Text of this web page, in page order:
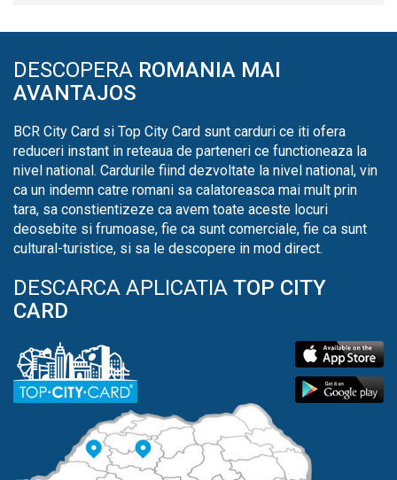
DESCOPERA ROMANIA MAI
AVANTAJOS
BCR City Card si Top City Card sunt carduri ce iti ofera
reduceri instant in reteaua de parteneri ce functioneaza la
nivel national. Cardurile fiind dezvoltate la nivel national, vin
ca un indemn catre romani sa calatoreasca mai mult prin
tara, sa constientizeze ca avem toate aceste locuri
deosebite si frumoase, fie ca sunt comerciale, fie ca sunt
cultural-turistice, si sa le descopere in mod direct.
DESCARCA APLICATIA TOP CITY
CARD